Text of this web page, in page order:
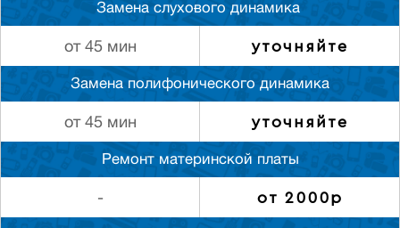
Замена слуxового динамика
от 45 мин уточняйте
Замена полифонического динамика
от 45 мин уточняйте
Ремонт материнской платы
- от 2000р